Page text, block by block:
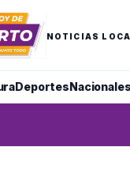
NOTICIAS
DeportesNacionales